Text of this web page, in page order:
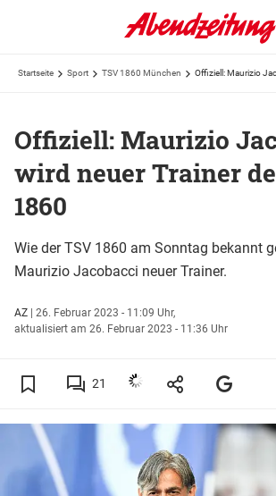
Startseite Sport TSV 1860 München
Offiziell: Maurizio
wird neuer Trainer
1860
Wie der TSV 1860 am Sonntag bekannt
Maurizio Jacobacci neuer Trainer.
AZ | 26. Februar 2023 - 11:09 Uhr,
aktualisiert am 26. Februar 2023 - 11:36 Uhr
21